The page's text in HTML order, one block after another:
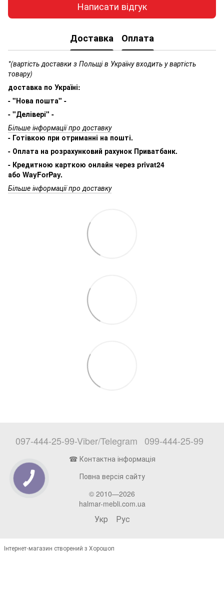
Написати відгук
Доставка Оплата
*(вартість доставки з Польщі в Україну входить у вартість
товару)
доставка по Україні:
- "Нова пошта" -
- "Делівері" -
Більше інформації про доставку
- Готівкою при отриманні на пошті.
- Оплата на розрахунковий рахунок Приватбанк.
- Кредитною карткою онлайн через privat24
або WayForPay.
Більше інформації про доставку
097-444-25-99-Viber/Telegram 099-444-25-99
☎ Контактна інформація
Повна версія сайту
© 2010—2026
halmar-mebli.com.ua
Укр Рус
Інтернет-магазин створений з Хорошоп